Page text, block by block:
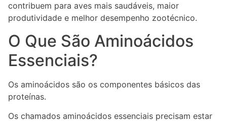
contribuem para aves mais saudáveis, maior
produtividade e melhor desempenho zootécnico.
O Que São Aminoácidos
Essenciais?
Os aminoácidos são os componentes básicos das
proteínas.
Os chamados aminoácidos essenciais precisam estar